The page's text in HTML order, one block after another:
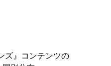
ズ』コンテンツの